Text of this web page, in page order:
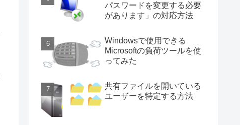
パスワードを変更する必要
があります」の対応方法
Windowsで使用できる
Microsoftの負荷ツールを使
ってみた
共有ファイルを開いている
ユーザーを特定する方法